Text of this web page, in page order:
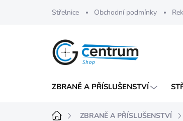
Střelnice Obchodní podmínky
ZBRANĚ A PŘÍSLUŠENSTVÍ
DomůZBRANĚ A PŘÍSLUŠENSTVÍ